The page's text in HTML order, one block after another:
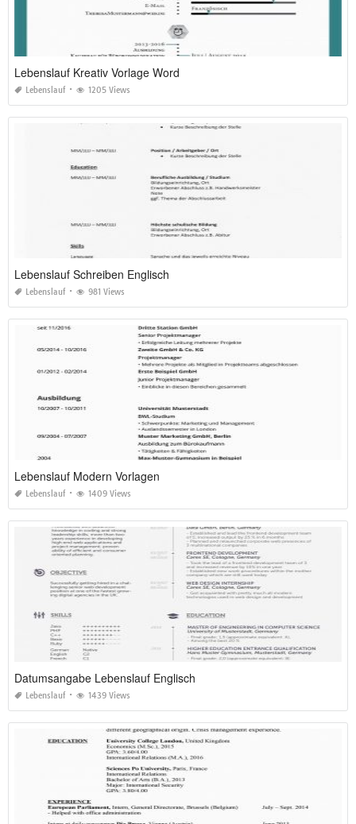
Lebenslauf Kreativ Vorlage Word
Lebenslauf 1205 Views
Lebenslauf Schreiben Englisch
Lebenslauf 981 Views
Lebenslauf Modern Vorlagen
Lebenslauf 1409 Views
Datumsangabe Lebenslauf Englisch
Lebenslauf 1439 Views